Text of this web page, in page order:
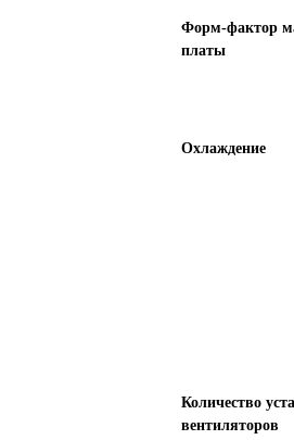
Форм-фактор
платы
Охлаждение
Количество
вентиляторов